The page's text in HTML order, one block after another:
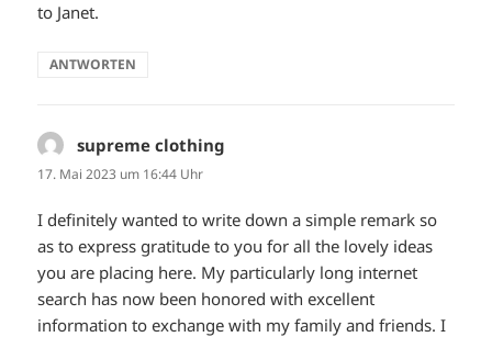
to Janet.
ANTWORTEN
supreme clothing
17. Mai 2023 um 16:44 Uhr
I definitely wanted to write down a simple remark so
as to express gratitude to you for all the lovely ideas
you are placing here. My particularly long internet
search has now been honored with excellent
information to exchange with my family and friends. I